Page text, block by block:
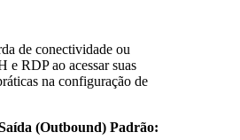
de conectividade ou
e RDP ao acessar suas
na configuração de
(Outbound) Padrão: